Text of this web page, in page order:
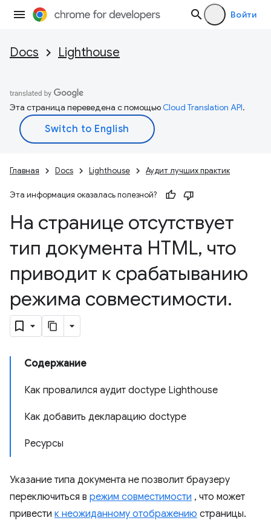
Войти
Docs Lighthouse
Эта страница переведена с помощьюCloud Translation API.
Главная Docs Lighthouse Аудит лучших практик
Эта информация оказалась полезной?
На странице отсутствует
тип документа HTML, что
приводит к срабатыванию
режима совместимости.
Содержание
Как провалился аудит doctype Lighthouse
Как добавить декларацию doctype
Ресурсы
Указание типа документа не позволит браузеру
переключиться в режим совместимости , что может
привести к неожиданному отображению страницы.